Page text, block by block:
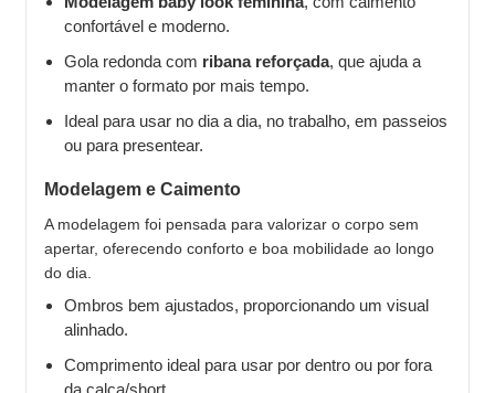
confortável e moderno.
Gola redonda com ribana reforçada, que ajuda a
manter o formato por mais tempo.
Ideal para usar no dia a dia, no trabalho, em passeios
ou para presentear.
Modelagem e Caimento
A modelagem foi pensada para valorizar o corpo sem
apertar, oferecendo conforto e boa mobilidade ao longo
do dia.
Ombros bem ajustados, proporcionando um visual
alinhado.
Comprimento ideal para usar por dentro ou por fora
da calça/short.